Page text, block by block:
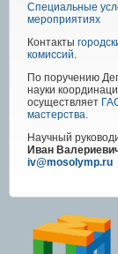
Специальные
мероприятиях
Контакты
комиссий.
По поручению
науки
осуществляет
мастерства.
Научный
Иван
iv@mosolymp.ru